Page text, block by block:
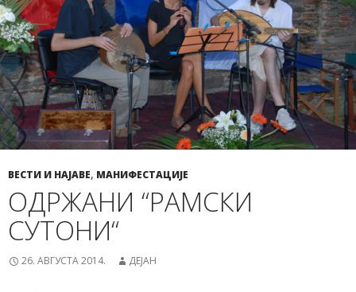
ВЕСТИ И НАЈАВЕ, МАНИФЕСТАЦИЈЕ
ОДРЖАНИ “РАМСКИ
СУТОНИ“
26. АВГУСТА 2014. ДЕЈАН